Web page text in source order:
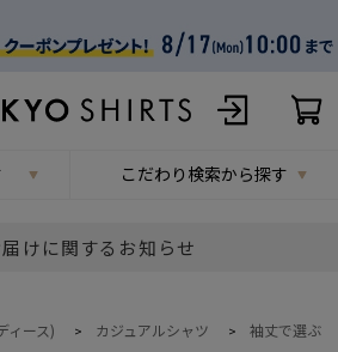
こだわり検索から探す
けに関するお知らせ
ィース) > カジュアルシャツ > 袖丈で選ぶ